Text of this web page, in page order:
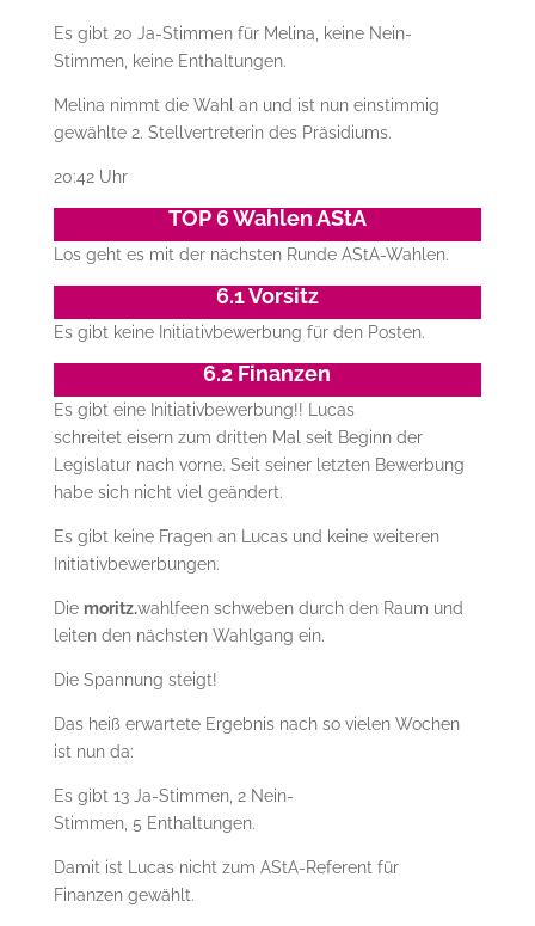
Es gibt 20 Ja-Stimmen für Melina, keine Nein-
Stimmen, keine Enthaltungen.
Melina nimmt die Wahl an und ist nun einstimmig
gewählte 2. Stellvertreterin des Präsidiums.
20:42 Uhr
TOP 6 Wahlen AStA
Los geht es mit der nächsten Runde AStA-Wahlen.
6.1 Vorsitz
Es gibt keine Initiativbewerbung für den Posten.
6.2 Finanzen
Es gibt eine Initiativbewerbung!! Lucas
schreitet eisern zum dritten Mal seit Beginn der
Legislatur nach vorne. Seit seiner letzten Bewerbung
habe sich nicht viel geändert.
Es gibt keine Fragen an Lucas und keine weiteren
Initiativbewerbungen.
Die moritz.wahlfeen schweben durch den Raum und
leiten den nächsten Wahlgang ein.
Die Spannung steigt!
Das heiß erwartete Ergebnis nach so vielen Wochen
ist nun da:
Es gibt 13 Ja-Stimmen, 2 Nein-
Stimmen, 5 Enthaltungen.
Damit ist Lucas nicht zum AStA-Referent für
Finanzen gewählt.